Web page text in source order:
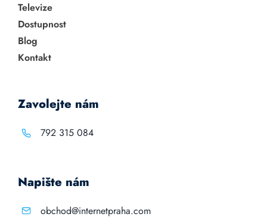
Televize
Dostupnost
Blog
Kontakt
Zavolejte nám
792 315 084
Napište nám
obchod@internetpraha.com